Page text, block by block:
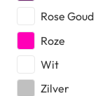
Rose Goud
Roze
Wit
Zilver